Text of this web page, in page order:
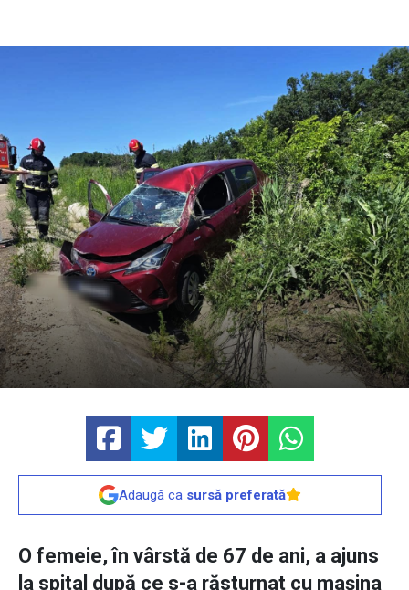
Adaugă ca sursă preferată
O femeie, în vârstă de 67 de ani, a ajuns
la spital după ce s-a răsturnat cu mașina